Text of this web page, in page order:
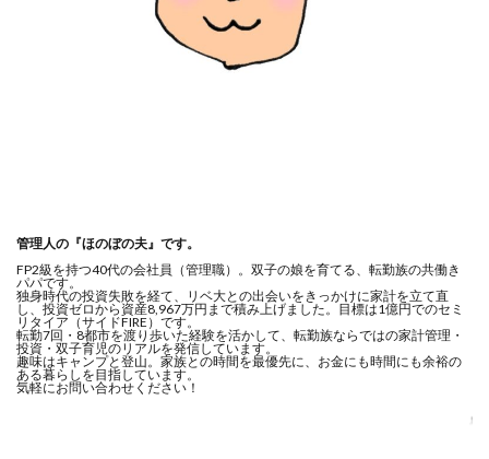
管理人の『ほのぼの夫』です。
FP2級を持つ40代の会社員（管理職）。双子の娘を育てる、転勤族の共働き
パパです。
独身時代の投資失敗を経て、リベ大との出会いをきっかけに家計を立て直
し、投資ゼロから資産8,967万円まで積み上げました。目標は1億円でのセミ
リタイア（サイドFIRE）です。
転勤7回・8都市を渡り歩いた経験を活かして、転勤族ならではの家計管理・
投資・双子育児のリアルを発信しています。
趣味はキャンプと登山。家族との時間を最優先に、お金にも時間にも余裕の
ある暮らしを目指しています。
気軽にお問い合わせください！